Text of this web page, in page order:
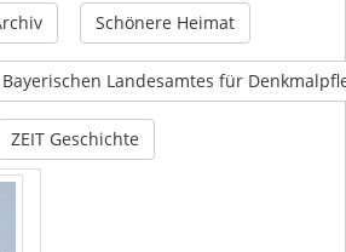
Schönere Heimat
Landesamtes für
ZEIT Geschichte